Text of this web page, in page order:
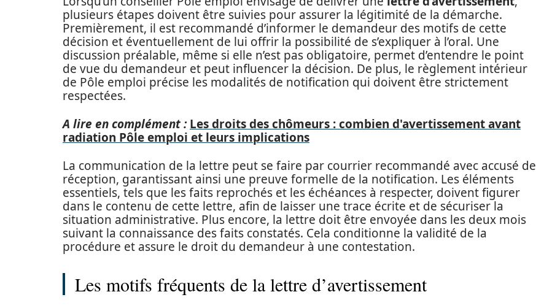
plusieurs étapes doivent être suivies pour assurer la légitimité de la démarche.
Premièrement, il est recommandé d’informer le demandeur des motifs de cette
décision et éventuellement de lui offrir la possibilité de s’expliquer à l’oral. Une
discussion préalable, même si elle n’est pas obligatoire, permet d’entendre le point
de vue du demandeur et peut influencer la décision. De plus, le règlement intérieur
de Pôle emploi précise les modalités de notification qui doivent être strictement
respectées.
A lire en complément : Les droits des chômeurs : combien d'avertissement avant
radiation Pôle emploi et leurs implications
La communication de la lettre peut se faire par courrier recommandé avec accusé de
réception, garantissant ainsi une preuve formelle de la notification. Les éléments
essentiels, tels que les faits reprochés et les échéances à respecter, doivent figurer
dans le contenu de cette lettre, afin de laisser une trace écrite et de sécuriser la
situation administrative. Plus encore, la lettre doit être envoyée dans les deux mois
suivant la connaissance des faits constatés. Cela conditionne la validité de la
procédure et assure le droit du demandeur à une contestation.
Les motifs fréquents de la lettre d’avertissement